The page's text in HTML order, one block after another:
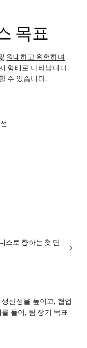
목표
원대하고 위험하며
형태로 나타납니다.
수 있습니다.
스로 향하는 첫 단
산성을 높이고, 협업
들어, 팀 장기 목표